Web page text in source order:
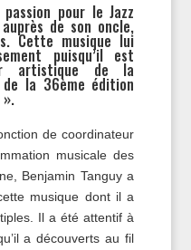
pour le Jazz
de son oncle,
Cette musique lui
puisqu’il est
artistique de la
la 36ème édition
de coordinateur
musicale des
Benjamin Tanguy a
musique dont il a
Il a été attentif à
a découverts au fil